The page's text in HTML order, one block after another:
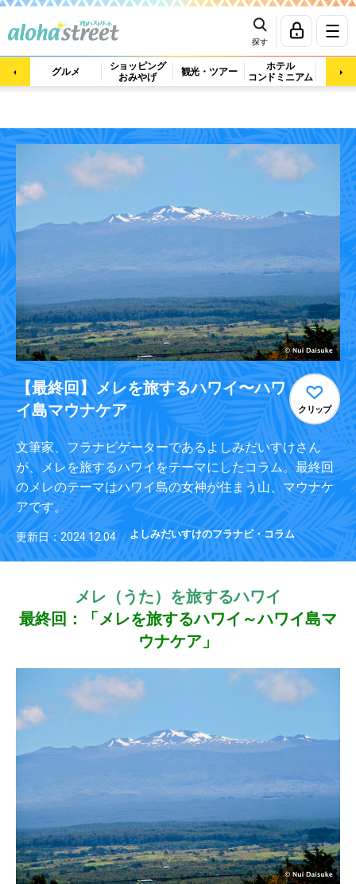
探す
グルメ
ショッピング
おみやげ
観光・ツアー
ホテル
コンドミニアム
マッ
【最終回】メレを旅するハワイ〜ハワ
イ島マウナケア
クリップ
文筆家、フラナビゲーターであるよしみだいすけさん
が、メレを旅するハワイをテーマにしたコラム。最終回
のメレのテーマはハワイ島の女神が住まう山、マウナケ
アです。
更新日：2024.12.04 よしみだいすけのフラナビ・コラム
メレ（うた）を旅するハワイ
最終回：「メレを旅するハワイ～ハワイ島マ
ウナケア」